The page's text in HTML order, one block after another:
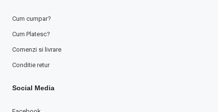
Cum cumpar?
Cum Platesc?
Comenzi si livrare
Conditie retur
Social Media